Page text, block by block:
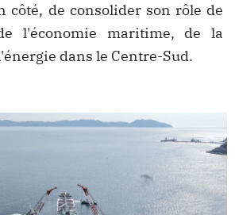
côté, de consolider son rôle de
l'économie maritime, de la
dans le Centre-Sud.